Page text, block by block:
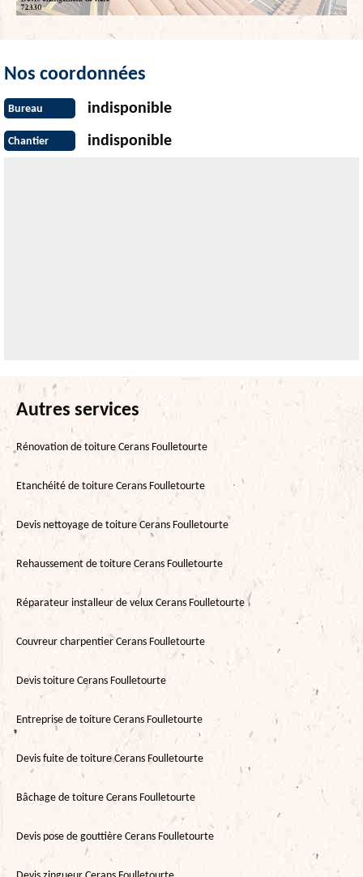
Nos coordonnées
Bureau indisponible
Chantier indisponible
Autres services
Rénovation de toiture Cerans Foulletourte
Etanchéité de toiture Cerans Foulletourte
Devis nettoyage de toiture Cerans Foulletourte
Rehaussement de toiture Cerans Foulletourte
Réparateur installeur de velux Cerans Foulletourte
Couvreur charpentier Cerans Foulletourte
Devis toiture Cerans Foulletourte
Entreprise de toiture Cerans Foulletourte
Devis fuite de toiture Cerans Foulletourte
Bâchage de toiture Cerans Foulletourte
Devis pose de gouttière Cerans Foulletourte